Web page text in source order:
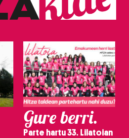
Gure berri.
Parte hartu 33. Lilatoian